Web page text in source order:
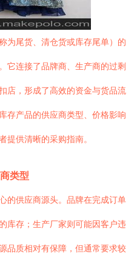
为尾货、清仓货或库存尾单）的
它连接了品牌商、生产商的过剩
店，形成了高效的资金与货品流
存产品的供应商类型、价格影响
提供清晰的采购指南。
类型
的供应商源头。品牌在完成订单
库存；生产厂家则可能因客户违
品质相对有保障，但通常要求较